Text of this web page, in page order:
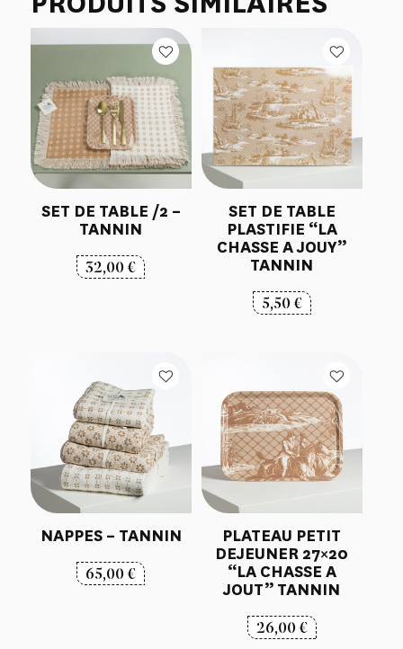
SET DE TABLE /2 –
TANNIN
32,00€
SET DE TABLE
PLASTIFIE “LA
CHASSE A JOUY”
TANNIN
5,50€
NAPPES – TANNIN
65,00€
PLATEAU PETIT
DEJEUNER 27×20
“LA CHASSE A
JOUT” TANNIN
26,00€